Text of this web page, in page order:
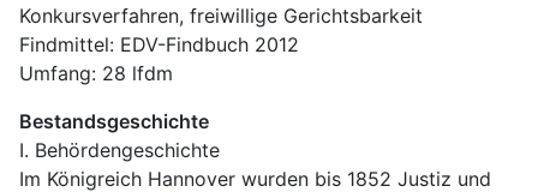
Konkursverfahren, freiwillige Gerichtsbarkeit
Findmittel: EDV-Findbuch 2012
Umfang: 28 lfdm
Bestandsgeschichte
I. Behördengeschichte
Im Königreich Hannover wurden bis 1852 Justiz und